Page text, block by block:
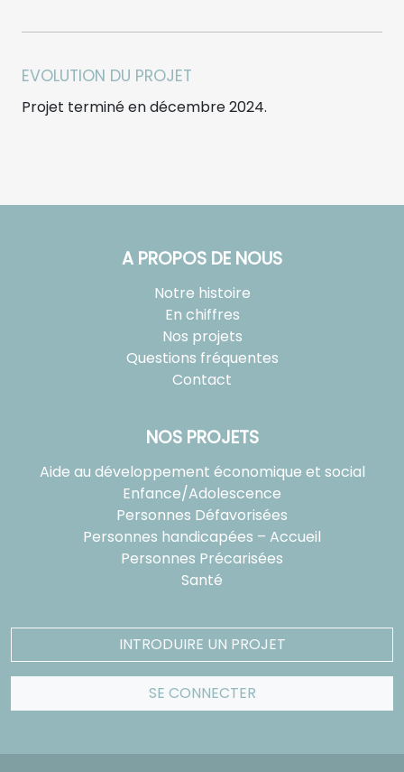
EVOLUTION DU PROJET
Projet terminé en décembre 2024.
A PROPOS DE NOUS
Notre histoire
En chiffres
Nos projets
Questions fréquentes
Contact
NOS PROJETS
Aide au développement économique et social
Enfance/Adolescence
Personnes Défavorisées
Personnes handicapées – Accueil
Personnes Précarisées
Santé
INTRODUIRE UN PROJET
SE CONNECTER